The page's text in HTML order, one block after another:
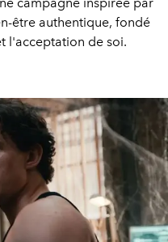
être authentique, fondé
l'acceptation de soi.